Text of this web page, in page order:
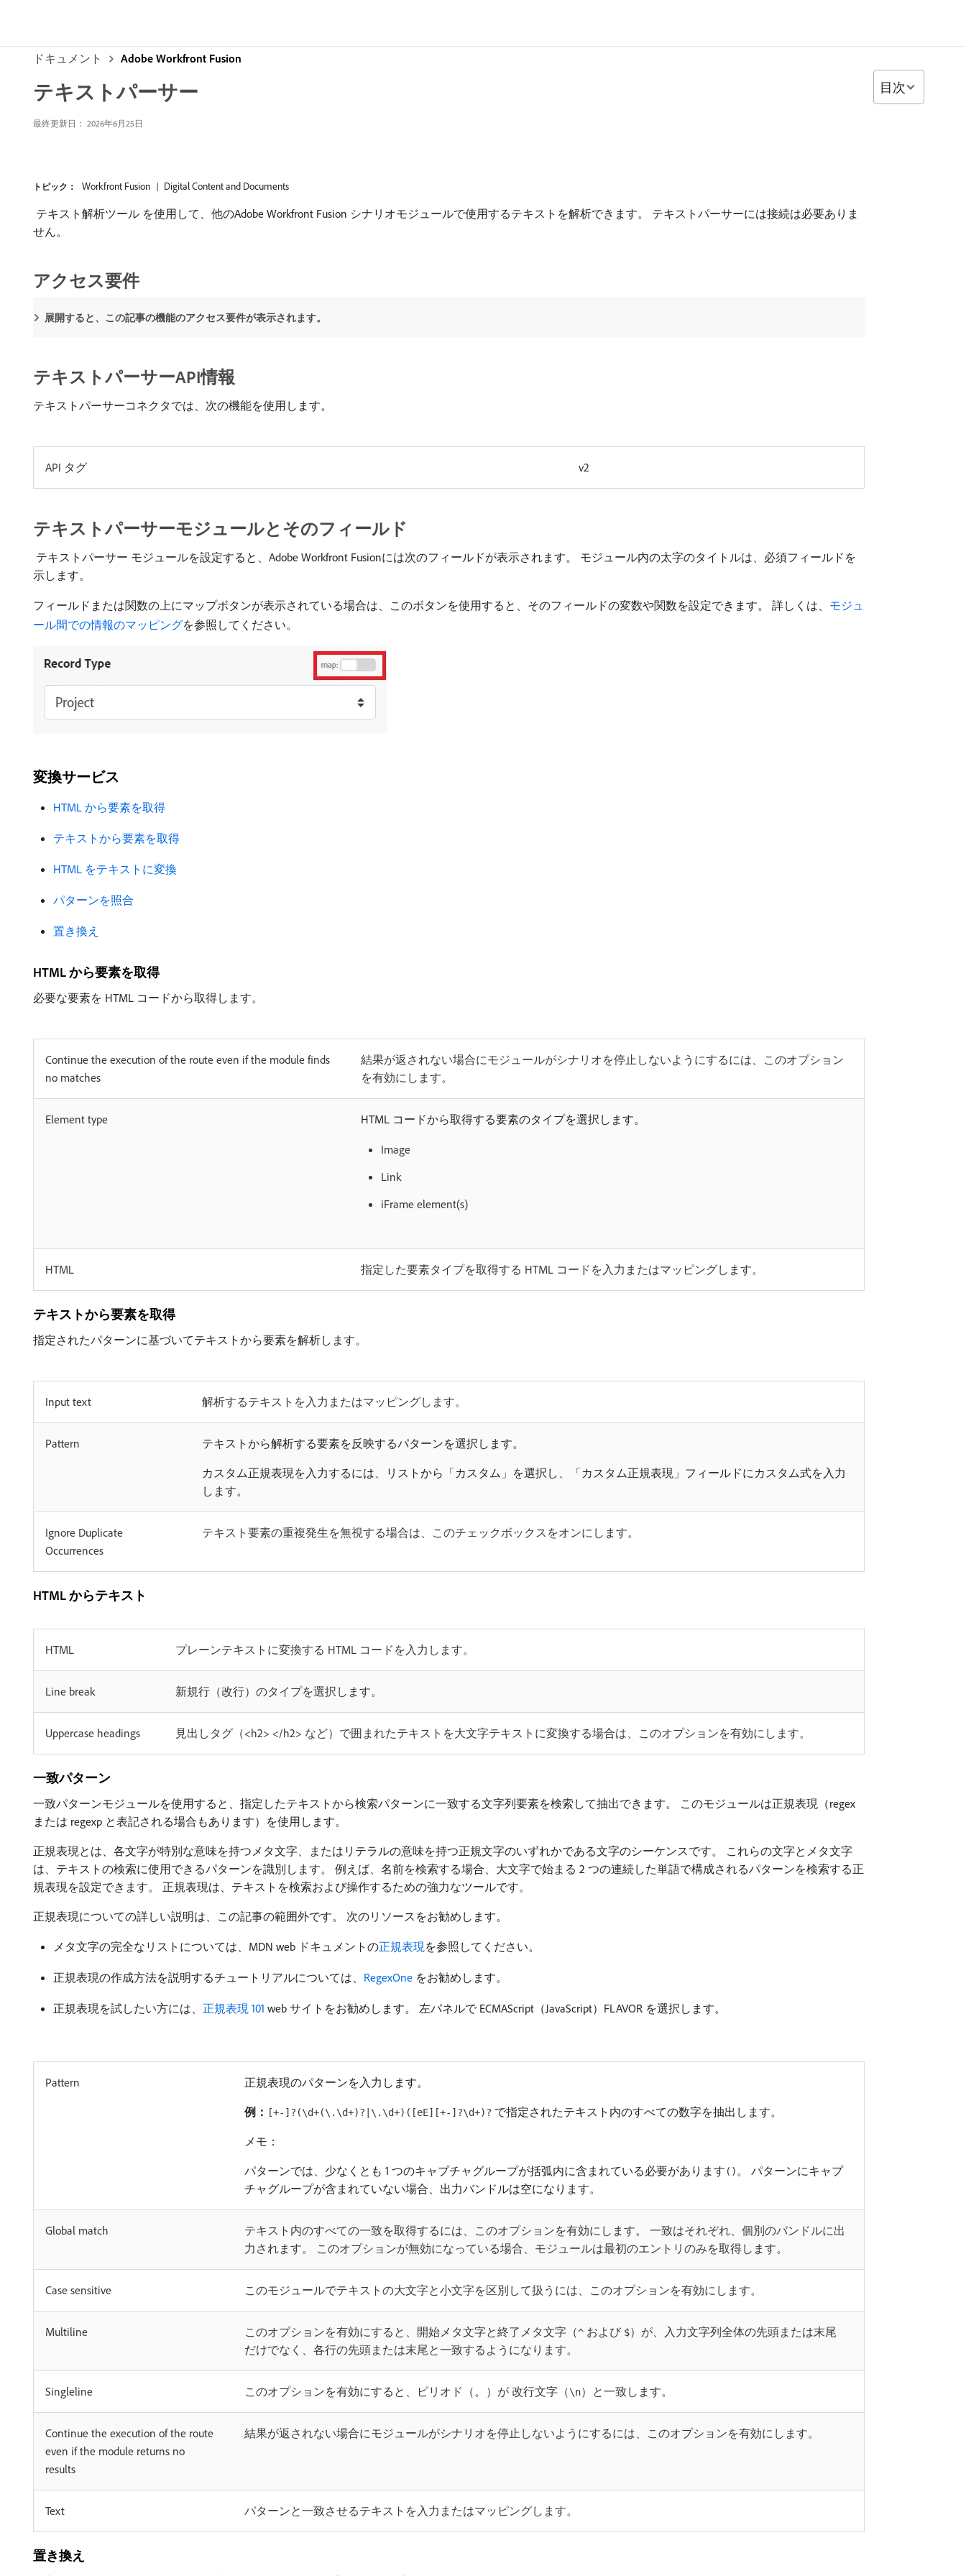
ドキュメント Adobe Workfront Fusion
テキストパーサー
最終更新日： 2026年6月25日
トピック： Workfront Fusion Digital Content and Documents
​ テキスト解析ツール ​を使用して、他のAdobe Workfront Fusion シナリオモジュールで使用するテキストを解析できます。 テキストパーサーには接続は必要ありま
せん。
アクセス要件
展開すると、この記事の機能のアクセス要件が表示されます。
テキストパーサーAPI情報
テキストパーサーコネクタでは、次の機能を使用します。
API タグ v2
テキストパーサーモジュールとそのフィールド
​ テキストパーサー モジュールを設定すると、Adobe Workfront Fusionには次のフィールドが表示されます。 モジュール内の太字のタイトルは、必須フィールドを
示します。
フィールドまたは関数の上にマップボタンが表示されている場合は、このボタンを使用すると、そのフィールドの変数や関数を設定できます。 詳しくは、 モジュ
ール間での情報のマッピングを参照してください。
変換サービス
HTML から要素を取得
テキストから要素を取得
HTML をテキストに変換
パターンを照合
置き換え
HTML から要素を取得
必要な要素を HTML コードから取得します。
Continue the execution of the route even if the module finds
no matches
結果が返されない場合にモジュールがシナリオを停止しないようにするには、このオプション
を有効にします。
Element type HTML コードから取得する要素のタイプを選択します。
Image
Link
iFrame element(s)
HTML 指定した要素タイプを取得する HTML コードを入力またはマッピングします。
テキストから要素を取得
指定されたパターンに基づいてテキストから要素を解析します。
Input text 解析するテキストを入力またはマッピングします。
Pattern テキストから解析する要素を反映するパターンを選択します。
カスタム正規表現を入力するには、リストから「カスタム」を選択し、「カスタム正規表現」フィールドにカスタム式を入力
します。
Ignore Duplicate
Occurrences
テキスト要素の重複発生を無視する場合は、このチェックボックスをオンにします。
HTML からテキスト
HTML プレーンテキストに変換する HTML コードを入力します。
Line break 新規行（改行）のタイプを選択します。
Uppercase headings 見出しタグ（<h2> </h2> など）で囲まれたテキストを大文字テキストに変換する場合は、このオプションを有効にします。
一致パターン
一致パターンモジュールを使用すると、指定したテキストから検索パターンに一致する文字列要素を検索して抽出できます。 このモジュールは正規表現（regex
または regexp と表記される場合もあります）を使用します。
正規表現とは、各文字が特別な意味を持つメタ文字、またはリテラルの意味を持つ正規文字のいずれかである文字のシーケンスです。 これらの文字とメタ文字
は、テキストの検索に使用できるパターンを識別します。 例えば、名前を検索する場合、大文字で始まる 2 つの連続した単語で構成されるパターンを検索する正
規表現を設定できます。 正規表現は、テキストを検索および操作するための強力なツールです。
正規表現についての詳しい説明は、この記事の範囲外です。 次のリソースをお勧めします。
メタ文字の完全なリストについては、MDN web ドキュメントの正規表現を参照してください。
正規表現の作成方法を説明するチュートリアルについては、 RegexOne をお勧めします。
正規表現を試したい方には、 正規表現 101 web サイトをお勧めします。 左パネルで ECMAScript（JavaScript）FLAVOR を選択します。
Pattern 正規表現のパターンを入力します。
例： [+-]?(\d+(\.\d+)?|\.\d+)([eE][+-]?\d+)? で指定されたテキスト内のすべての数字を抽出します。
メモ：
パターンでは、少なくとも 1 つのキャプチャグループが括弧内に含まれている必要があります ()。 パターンにキャプ
チャグループが含まれていない場合、出力バンドルは空になります。
Global match
テキスト内のすべての一致を取得するには、このオプションを有効にします。 一致はそれぞれ、個別のバンドルに出
力されます。 このオプションが無効になっている場合、モジュールは最初のエントリのみを取得します。
Case sensitive このモジュールでテキストの大文字と小文字を区別して扱うには、このオプションを有効にします。
Multiline このオプションを有効にすると、開始メタ文字と終了メタ文字（^ および $）が、入力文字列全体の先頭または末尾
だけでなく、各行の先頭または末尾と一致するようになります。
Singleline このオプションを有効にすると、ピリオド（。）が 改行文字（\n）と一致します。
Continue the execution of the route
even if the module returns no
results
結果が返されない場合にモジュールがシナリオを停止しないようにするには、このオプションを有効にします。
Text パターンと一致させるテキストを入力またはマッピングします。
置き換え
目次